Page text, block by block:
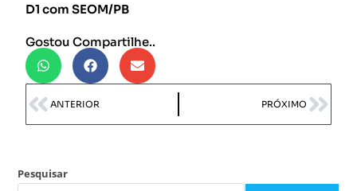
D1 com SEOM/PB
Gostou Compartilhe..
ANTERIOR PRÓXIMO
Pesquisar